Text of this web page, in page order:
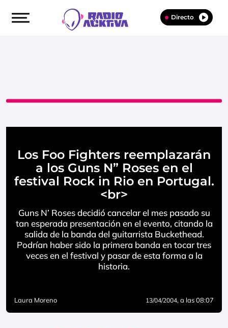
Directo
Los Foo Fighters reemplazarán
a los Guns N” Roses en el
festival Rock in Rio en Portugal.
<br>
Guns N’ Roses decidió cancelar el mes pasado su
tan esperada presentación en el evento, citando la
salida de la banda del guitarrista Buckethead.
Podrían haber sido la primera banda en tocar tres
veces en el festival y pasar de esta forma a la
historia.
Laura Moreno 13/04/2004, a las 08:07